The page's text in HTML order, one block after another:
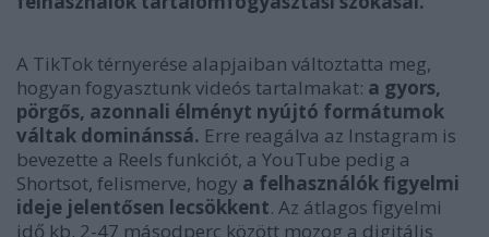
A TikTok térnyerése alapjaiban változtatta meg,
hogyan fogyasztunk videós tartalmakat: a gyors,
pörgős, azonnali élményt nyújtó formátumok
váltak dominánssá. Erre reagálva az Instagram is
bevezette a Reels funkciót, a YouTube pedig a
Shortsot, felismerve, hogy a felhasználók figyelmi
ideje jelentősen lecsökkent. Az átlagos figyelmi
idő kb. 2-47 másodperc között mozog a digitális